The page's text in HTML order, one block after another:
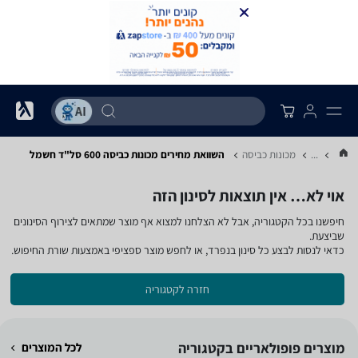
... מכונות כביסה השוואת מחירים מכונות כביסה ‏600 ‏סל"ד ‏חשמל
אוי לא… אין תוצאות לסינון הזה
חיפשנו בכל הקטגוריה, אבל לא הצלחנו למצוא אף מוצר שמתאים לצירוף הסינונים
שביצעת.
כדאי לנסות לבצע כל סינון בנפרד, או לחפש מוצר ספציפי באמצעות שורת החיפוש.
חזרה לקטגוריה
מוצרים פופולאריים בקטגוריה לכל המוצרים